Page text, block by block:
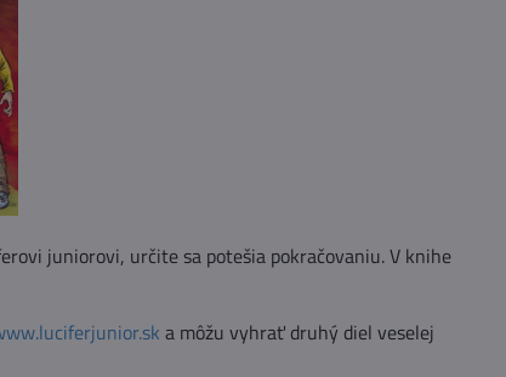
juniorovi, určite sa potešia pokračovaniu. V knihe
a môžu vyhrať druhý diel veselej